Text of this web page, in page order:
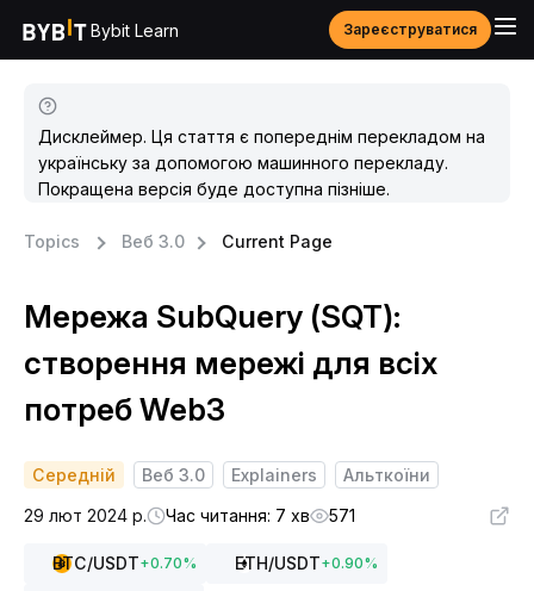
Bybit Learn Зареєструватися
Дисклеймер. Ця стаття є попереднім перекладом на
українську за допомогою машинного перекладу.
Покращена версія буде доступна пізніше.
Topics Веб 3.0 Current Page
Мережа SubQuery (SQT):
створення мережі для всіх
потреб Web3
Середній Веб 3.0 Explainers
Альткоїни
29 лют 2024 р.
Час читання: 7 хв 571
BTC/USDT+0.70% ETH/USDT+0.90%